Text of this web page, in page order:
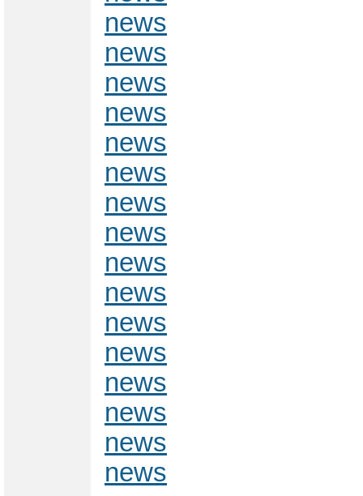
news
news
news
news
news
news
news
news
news
news
news
news
news
news
news
news